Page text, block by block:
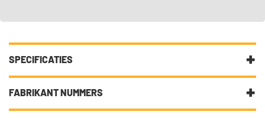
SPECIFICATIES
Fabrikantcode
Merk Castrol
FABRIKANT NUMMERS